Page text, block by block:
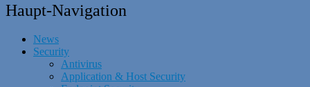
Haupt-Navigation
News
Security
Antivirus
Application & Host Security